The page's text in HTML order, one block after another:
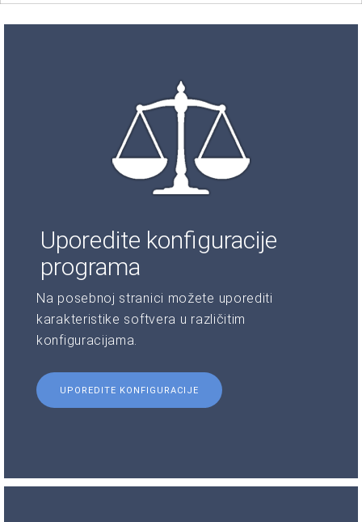
Uporedite konfiguracije
programa
Na posebnoj stranici možete uporediti
karakteristike softvera u različitim
konfiguracijama.
UPOREDITE KONFIGURACIJE